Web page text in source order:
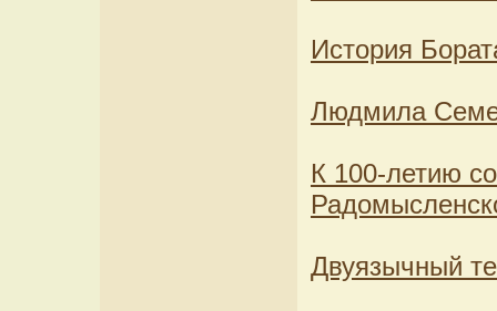
История
Людмила
К 100-летию
Двуязычный